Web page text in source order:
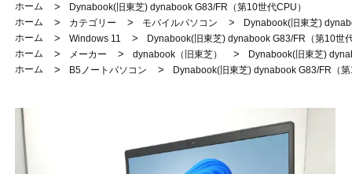
ホーム >
Dynabook(旧東芝) dynabook G83/FR（第10世代CPU）
ホーム
> カテゴリー > モバイルパソコン >
Dynabook(旧東芝)
ホーム
> Windows 11 >
Dynabook(旧東芝) dynabook G83/FR（第10世
ホーム
> メーカー > dynabook（旧東芝） >
Dynabook(旧東芝)
ホーム
> B5ノートパソコン > Dynabook(旧東芝) dynabook G83/FR（